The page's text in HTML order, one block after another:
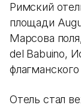
Римский
площади
Марсова
del Babuino,
Отель стал